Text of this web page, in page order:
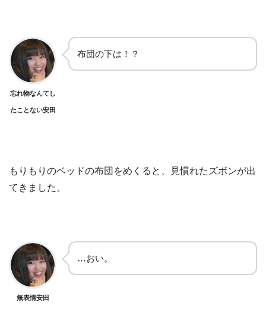
忘れ物なんてし
たことない安田
布団の下は！？
もりもりのベッドの布団をめくると、見慣れたズボンが出
てきました。
無表情安田
…おい。